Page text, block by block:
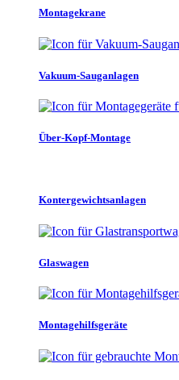
Montagekrane
Vakuum-Sauganlagen
Über-Kopf-Montage
Kontergewichtsanlagen
Glaswagen
Montagehilfsgeräte